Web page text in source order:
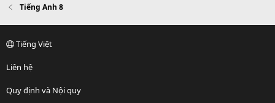
Tiếng Anh 8
Tiếng Việt
Liên hệ
Quy định và Nội quy